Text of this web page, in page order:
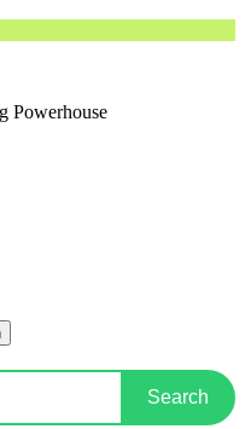
Powerhouse